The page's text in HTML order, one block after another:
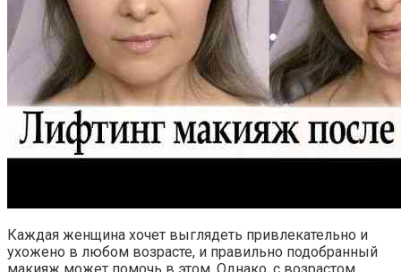
Каждая женщина хочет выглядеть привлекательно и
ухожено в любом возрасте, и правильно подобранный